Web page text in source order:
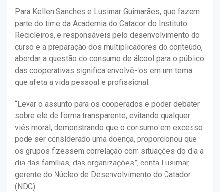
Para Kellen Sanches e Lusimar Guimarães, que fazem
parte do time da Academia do Catador do Instituto
Recicleiros, e responsáveis pelo desenvolvimento do
curso e a preparação dos multiplicadores do conteúdo,
abordar a questão do consumo de álcool para o público
das cooperativas significa envolvê-los em um tema
que afeta a vida pessoal e profissional.
“Levar o assunto para os cooperados e poder debater
sobre ele de forma transparente, evitando qualquer
viés moral, demonstrando que o consumo em excesso
pode ser considerado uma doença, proporcionou que
os grupos fizessem correlação com situações do dia a
dia das famílias, das organizações”, conta Lusimar,
gerente do Núcleo de Desenvolvimento do Catador
(NDC).